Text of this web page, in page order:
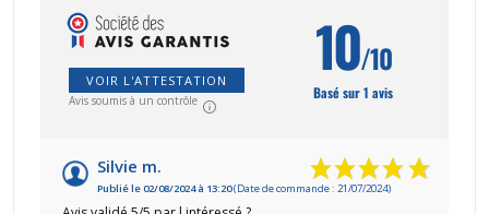
VOIR L'ATTESTATION
Avis soumis à un contrôle
10/10
Basé sur 1 avis
Silvie m.
Publié le 02/08/2024 à 13:20(Date de commande : 21/07/2024)